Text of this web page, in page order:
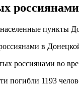
пункты
в
россиянами во
погибли 1193